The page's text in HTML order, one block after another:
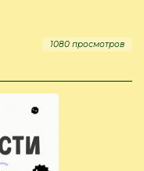
1080 просмотров